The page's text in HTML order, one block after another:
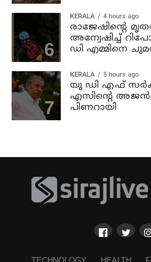
KERALA 4 hours ago
രാജേഷിന്റെ
അന്വേഷിച്ച്
ഡി എമ്മിനെ
KERALA 5 hours ago
യു ഡി എഫ്
എസിന്റെ
പിണറായി